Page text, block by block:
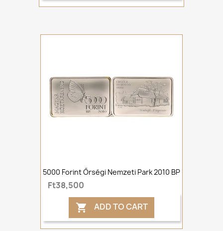
5000 Forint Őrségi Nemzeti Park 2010 BP
Ft38,500
 ADD TO CART